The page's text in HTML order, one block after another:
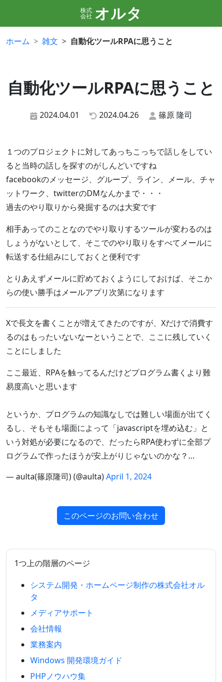
株式
会社 オルタ
ホーム 雑文 自動化ツールRPAに思うこと
自動化ツールRPAに思うこと
2024.04.01 2024.04.26 篠原 隆司
１つのプロジェクトに対してあっちこっちで話しをしてい
ると当時の話しを探すのがしんどいですね
facebookのメッセージ、グループ、ライン、メール、チャ
ットワーク、twitterのDMなんかまで・・・
過去のやり取りから発掘するのは大変です
相手あってのことなのでやり取りするツールが変わるのは
しょうがないとして、そこでのやり取りをすべてメールに
転送する仕組みにしておくと便利です
とりあえずメールに貯めておくようにしておけば、そこか
らの使い勝手はメールアプリ次第になります
Xで長文を書くことが増えてきたのですが、Xだけで消費す
るのはもったいないなーということで、ここに残していく
ことにしました
ここ最近、RPAを触ってるんだけどプログラム書くより難
易度高いと思います
というか、プログラムの知識なしでは難しい場面が出てく
るし、そもそも場面によって「javascriptを埋め込む」と
いう対処が必要になるので、だったらRPA使わずに全部プ
ログラムで作ったほうが安上がりじゃないのかな？…
— aulta(篠原隆司) (@aulta)April 1, 2024
このページのお問い合わせ
1つ上の階層のページ
システム開発・ホームページ制作の株式会社オル
タ
メディアサポート
会社情報
業務案内
Windows 開発環境ガイド
PHPノウハウ集